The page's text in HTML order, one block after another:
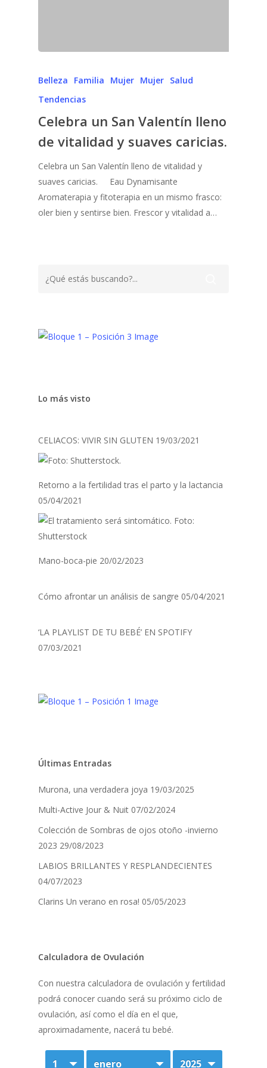
Belleza Familia Mujer Mujer Salud
Tendencias
Celebra un San Valentín lleno
de vitalidad y suaves caricias.
Celebra un San Valentín lleno de vitalidad y
suaves caricias. Eau Dynamisante
Aromaterapia y fitoterapia en un mismo frasco:
oler bien y sentirse bien. Frescor y vitalidad a…
Lo más visto
CELIACOS: VIVIR SIN GLUTEN 19/03/2021
Retorno a la fertilidad tras el parto y la lactancia
05/04/2021
Mano-boca-pie 20/02/2023
Cómo afrontar un análisis de sangre 05/04/2021
‘LA PLAYLIST DE TU BEBÉ’ EN SPOTIFY
07/03/2021
Últimas Entradas
Murona, una verdadera joya 19/03/2025
Multi-Active Jour & Nuit 07/02/2024
Colección de Sombras de ojos otoño -invierno
2023 29/08/2023
LABIOS BRILLANTES Y RESPLANDECIENTES
04/07/2023
Clarins Un verano en rosa! 05/05/2023
Calculadora de Ovulación
Con nuestra calculadora de ovulación y fertilidad
podrá conocer cuando será su próximo ciclo de
ovulación, así como el día en el que,
aproximadamente, nacerá tu bebé.